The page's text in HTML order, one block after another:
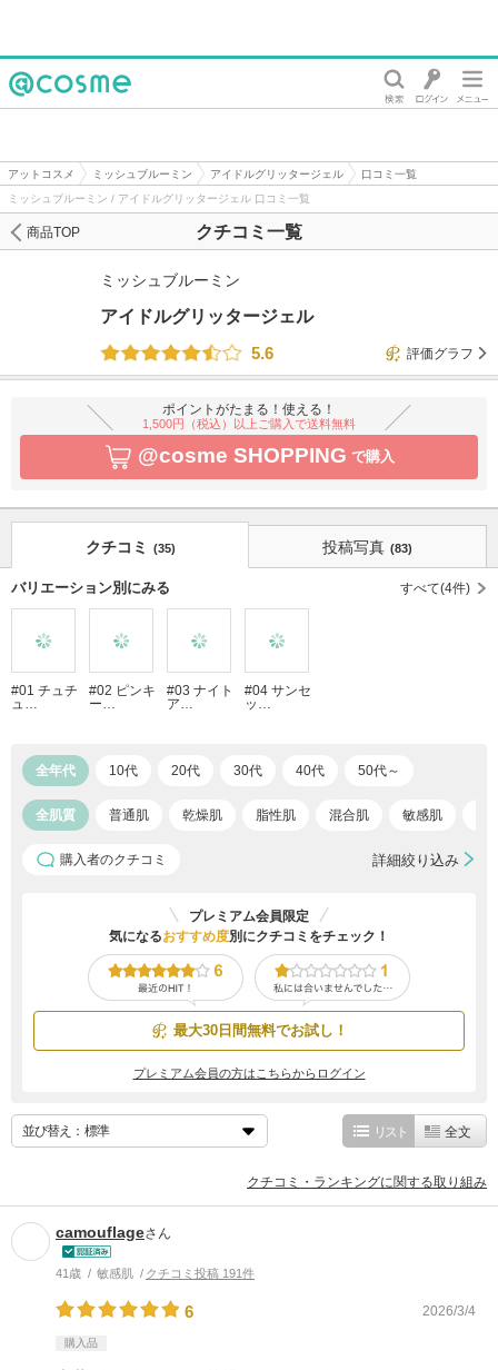
アットコスメ ミッシュブルーミン アイドルグリッタージェル
口コミ一覧
ミッシュブルーミン / アイドルグリッタージェル 口コミ一覧
クチコミ一覧
商品TOP
ミッシュブルーミン
アイドルグリッタージェル
5.6
評価グラフ
ポイントがたまる！使える！
1,500円（税込）以上ご購入で送料無料
@cosme SHOPPING で購入
クチコミ (35) 投稿写真 (83)
バリエーション別にみる すべて(4件)
#01 チュチ
ュ…
#02 ピンキ
ー…
#03 ナイト
ア…
#04 サンセ
ッ…
全年代 10代 20代 30代 40代 50代～
全肌質 普通肌 乾燥肌 脂性肌 混合肌 敏感肌
購入者のクチコミ 詳細絞り込み
プレミアム会員限定
気になるおすすめ度別にクチコミをチェック！
最大30日間無料でお試し！
プレミアム会員の方はこちらからログイン
並び替え： リスト 全文
クチコミ・ランキングに関する取り組み
camouflageさん
41歳 敏感肌 クチコミ投稿 191件
6 2026/3/4
購入品